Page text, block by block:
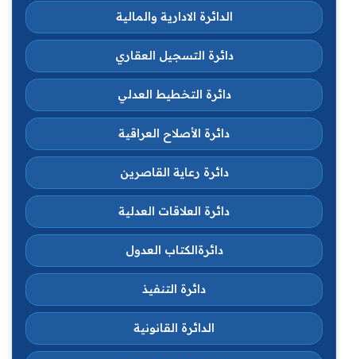
الدائرة الادارية والمالية
دائرة التسجيل العقاري
دائرة التخطيط العدلي
دائرة الأصلاح العراقية
دائرة رعاية القاصرين
دائرة العلاقات العدلية
دائرةالكتاب العدول
دائرة التنفيذ
الدائرة القانونية